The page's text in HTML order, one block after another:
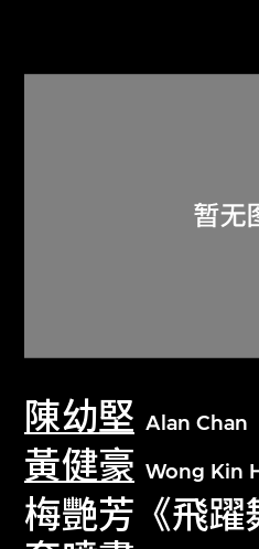
陳幼堅 Alan Chan
黃健豪 Wong Kin
梅艷芳《飛躍
关于M+藏品
探索世界顶级的二十
文化藏品。